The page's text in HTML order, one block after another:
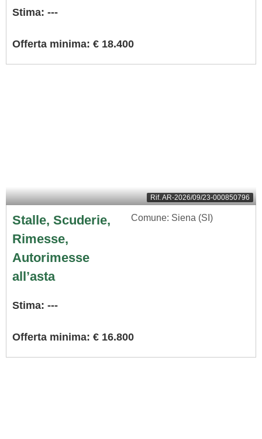
Stima: ---
Offerta minima: € 18.400
Rif.AR-2026/09/23-000850796
Stalle, Scuderie,
Rimesse,
Autorimesse
all’asta
Comune: Siena (SI)
Stima: ---
Offerta minima: € 16.800